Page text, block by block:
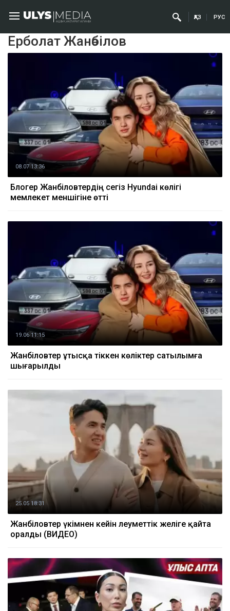
ҚАЗ РУС
Ерболат Жанәбілов
08.07 13:36
Блогер Жанәбіловтердің сегіз Hyundai көлігі
мемлекет меншігіне өтті
19.06 11:15
Жанәбіловтер ұтысқа тіккен көліктер сатылымға
шығарылды
25.05 18:31
Жанәбіловтер үкімнен кейін әлеуметтік желіге қайта
оралды (ВИДЕО)